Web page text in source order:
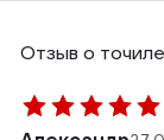
Отзыв о